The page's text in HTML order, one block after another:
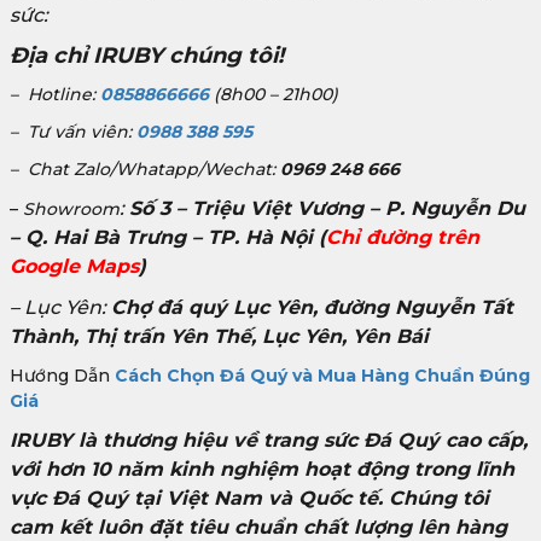
sức:
Địa chỉ IRUBY chúng tôi!
– Hotline: 0858866666(8h00 – 21h00)
– Tư vấn viên: 0988 388 595
– Chat Zalo/Whatapp/Wechat: 0969 248 666
– Showroom: Số 3 – Triệu Việt Vương – P. Nguyễn Du
– Q. Hai Bà Trưng – TP. Hà Nội(Chỉ đường trên
Google Maps)
– Lục Yên: Chợ đá quý Lục Yên, đường Nguyễn Tất
Thành, Thị trấn Yên Thế, Lục Yên, Yên Bái
Hướng Dẫn Cách Chọn Đá Quý và Mua Hàng Chuẩn Đúng
Giá
IRUBY là thương hiệu về trang sức Đá Quý cao cấp,
với hơn 10 năm kinh nghiệm hoạt động trong lĩnh
vực Đá Quý tại Việt Nam và Quốc tế. Chúng tôi
cam kết luôn đặt tiêu chuẩn chất lượng lên hàng